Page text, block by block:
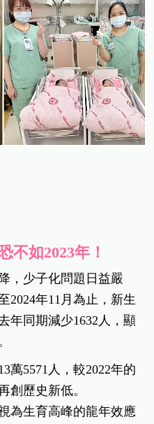
不如2023年！
，少子化問題日益嚴
2024年11月為止，新生
年同期減少1632人，顯
萬5571人，較2022年的
創歷史新低。
為生育高峰的龍年效應